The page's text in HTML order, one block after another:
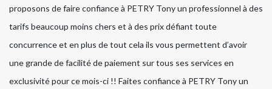
proposons de faire confiance à PETRY Tony un professionnel à des
tarifs beaucoup moins chers et à des prix défiant toute
concurrence et en plus de tout cela ils vous permettent d’avoir
une grande de facilité de paiement sur tous ses services en
exclusivité pour ce mois-ci !! Faites confiance à PETRY Tony un